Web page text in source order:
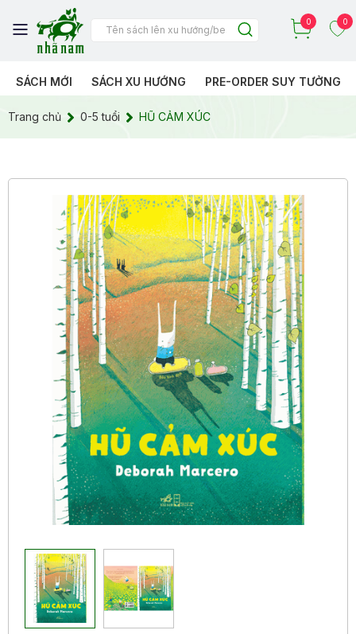
0 0
SÁCH MỚI SÁCH XU HƯỚNG PRE-ORDER SUY TƯỞNG
Trang chủ 0-5 tuổi HŨ CẢM XÚC